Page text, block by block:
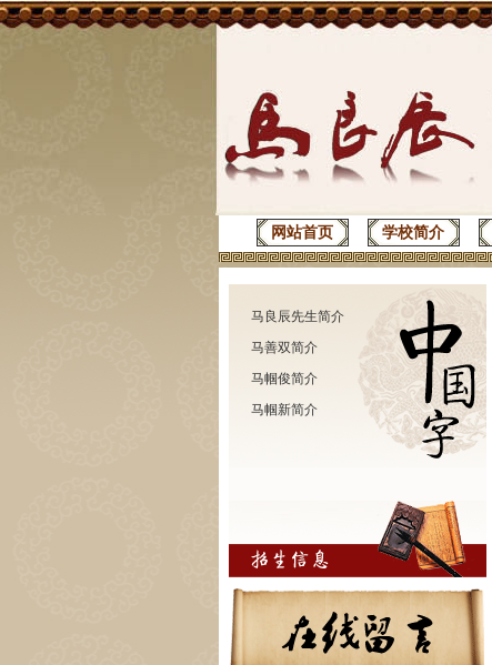
网站首页 学校简介
马良辰先生简介
马善双简介
马帼俊简介
马帼新简介